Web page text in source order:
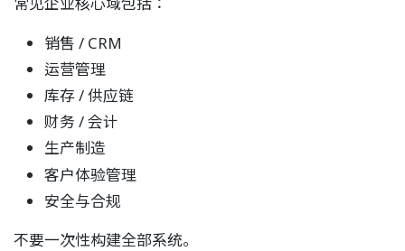
销售 / CRM
运营管理
库存 / 供应链
财务 / 会计
生产制造
客户体验管理
安全与合规
不要一次性构建全部系统。